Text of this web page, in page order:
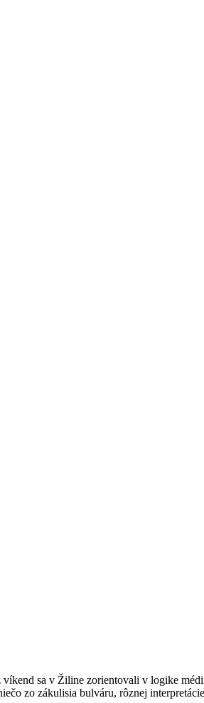
sa v Žiline zorientovali v logike
zo zákulisia bulváru, rôznej